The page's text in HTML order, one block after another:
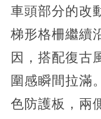
車頭部分的改
梯形格柵繼續
因，搭配復古
圍感瞬間拉滿
色防護板，兩